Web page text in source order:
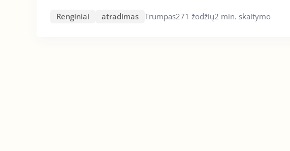
Renginiai atradimas Trumpas271 žodžių2 min. skaitymo